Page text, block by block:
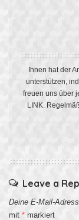
Ihnen hat der
unterstützen,
freuen uns über
LINK.
Leave a
Deine E-Mail-
mit * markiert